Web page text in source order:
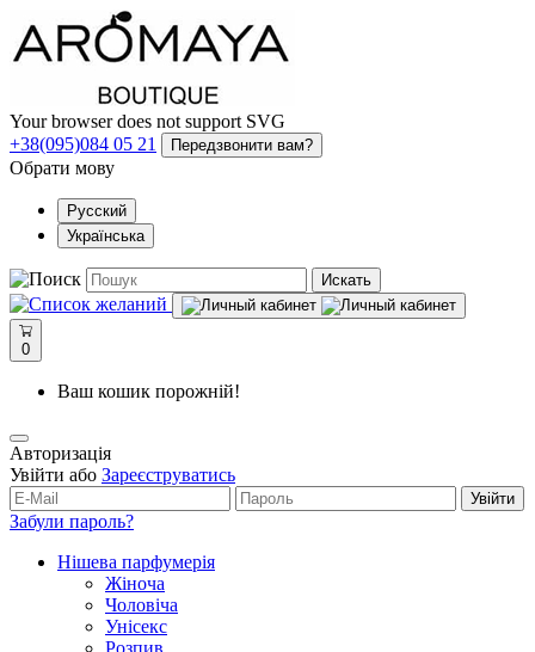
Your browser does not support SVG
+38(095)084 05 21
Передзвонити вам?
Обрати мову
Русский
Українська
Искать
0
Ваш кошик порожній!
Авторизація
Увійти або Зареєструватись
Увійти
Забули пароль?
Нішева парфумерія
Жіноча
Чоловіча
Унісекс
Розпив